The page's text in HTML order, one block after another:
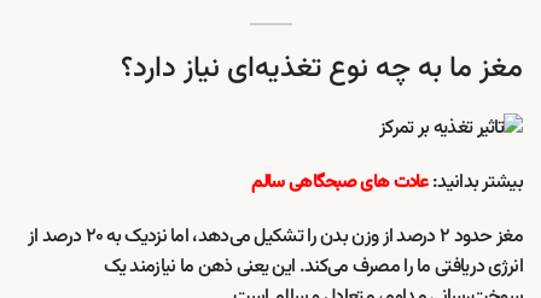
مغز ما به چه نوع تغذیه‌ای نیاز دارد؟
بیشتر بدانید:عادت های صبحگاهی سالم
مغز حدود ۲ درصد از وزن بدن را تشکیل می‌دهد، اما نزدیک به ۲۰ درصد از
انرژی دریافتی ما را مصرف می‌کند. این یعنی ذهن ما نیازمند یک